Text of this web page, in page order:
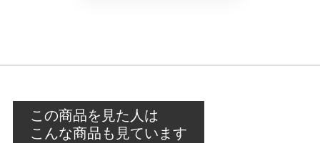
この商品を見た人は
こんな商品も見ています